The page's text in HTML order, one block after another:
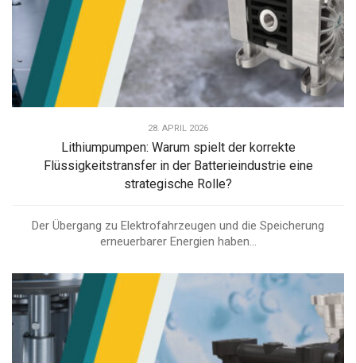
28. APRIL 2026
Lithiumpumpen: Warum spielt der korrekte
Flüssigkeitstransfer in der Batterieindustrie eine
strategische Rolle?
Der Übergang zu Elektrofahrzeugen und die Speicherung
erneuerbarer Energien haben...